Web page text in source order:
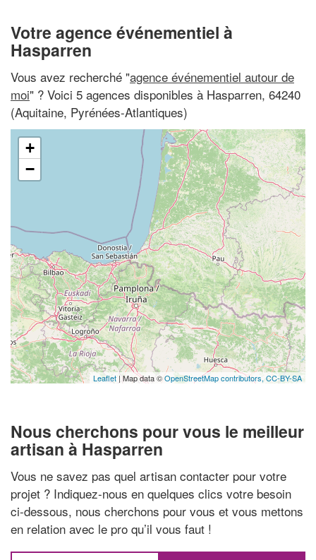
Votre agence événementiel à
Hasparren
Vous avez recherché "agence événementiel autour de
moi" ? Voici 5 agences disponibles à Hasparren, 64240
(Aquitaine, Pyrénées-Atlantiques)
+
−
Leaflet | Map data ©OpenStreetMap contributors, CC-BY-SA
Nous cherchons pour vous le meilleur
artisan à Hasparren
Vous ne savez pas quel artisan contacter pour votre
projet ? Indiquez-nous en quelques clics votre besoin
ci-dessous, nous cherchons pour vous et vous mettons
en relation avec le pro qu’il vous faut !